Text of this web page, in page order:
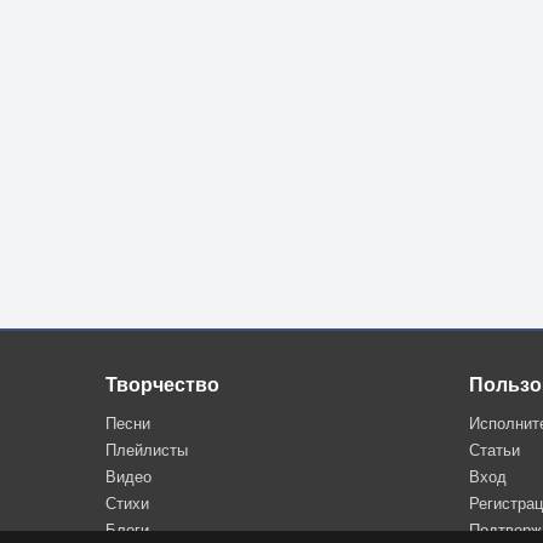
Творчество
Песни
Плейлисты
Видео
Стихи
Блоги
Статьи
Вход